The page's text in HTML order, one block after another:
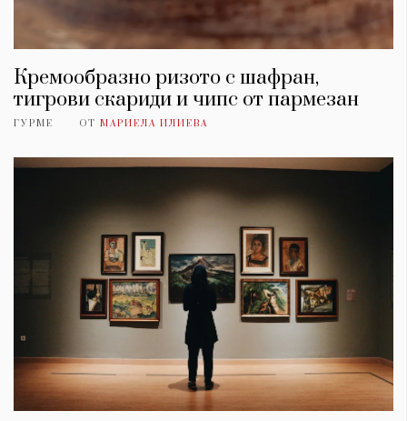
Кремообразно ризото с шафран,
тигрови скариди и чипс от пармезан
ГУРМЕ ОТ МАРИЕЛА ИЛИЕВА